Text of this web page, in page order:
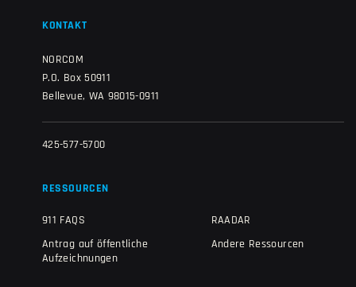
KONTAKT
NORCOM
P.O. Box 50911
Bellevue, WA 98015-0911
425-577-5700
RESSOURCEN
911 FAQS
Antrag auf öffentliche
Aufzeichnungen
RAADAR
Andere Ressourcen